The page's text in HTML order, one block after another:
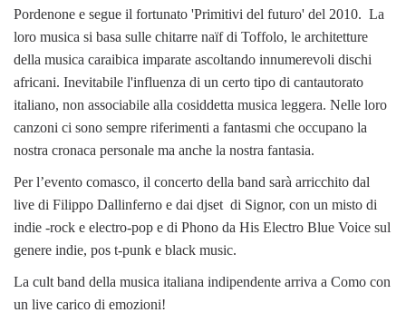
Pordenone e segue il fortunato 'Primitivi del futuro' del 2010. La
loro musica si basa sulle chitarre naïf di Toffolo, le architetture
della musica caraibica imparate ascoltando innumerevoli dischi
africani. Inevitabile l'influenza di un certo tipo di cantautorato
italiano, non associabile alla cosiddetta musica leggera. Nelle loro
canzoni ci sono sempre riferimenti a fantasmi che occupano la
nostra cronaca personale ma anche la nostra fantasia.
Per l’evento comasco, il concerto della band sarà arricchito dal
live di Filippo Dallinferno e dai djset di Signor, con un misto di
indie -rock e electro-pop e di Phono da His Electro Blue Voice sul
genere indie, pos t-punk e black music.
La cult band della musica italiana indipendente arriva a Como con
un live carico di emozioni!